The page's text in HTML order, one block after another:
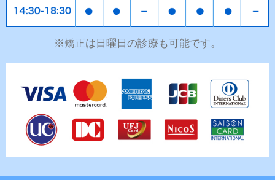
※矯正は日曜日の診療も可能です。